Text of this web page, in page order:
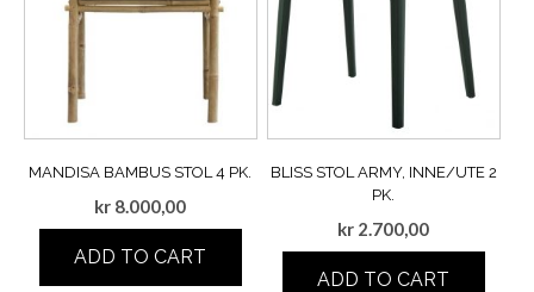
MANDISA BAMBUS STOL 4 PK.
kr 8.000,00
ADD TO CART
BLISS STOL ARMY, INNE/UTE 2
PK.
kr 2.700,00
ADD TO CART